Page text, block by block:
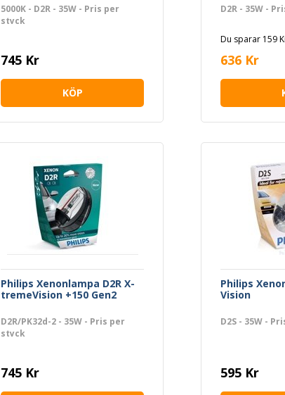
5000K - D2R - 35W - Pris per
styck
745 Kr
KÖP
D2R - 35W -
Du sparar 159
636 Kr
Philips Xenonlampa D2R X-
tremeVision +150 Gen2
D2R/PK32d-2 - 35W - Pris per
styck
745 Kr
Philips
Vision
D2S - 35W -
595 Kr